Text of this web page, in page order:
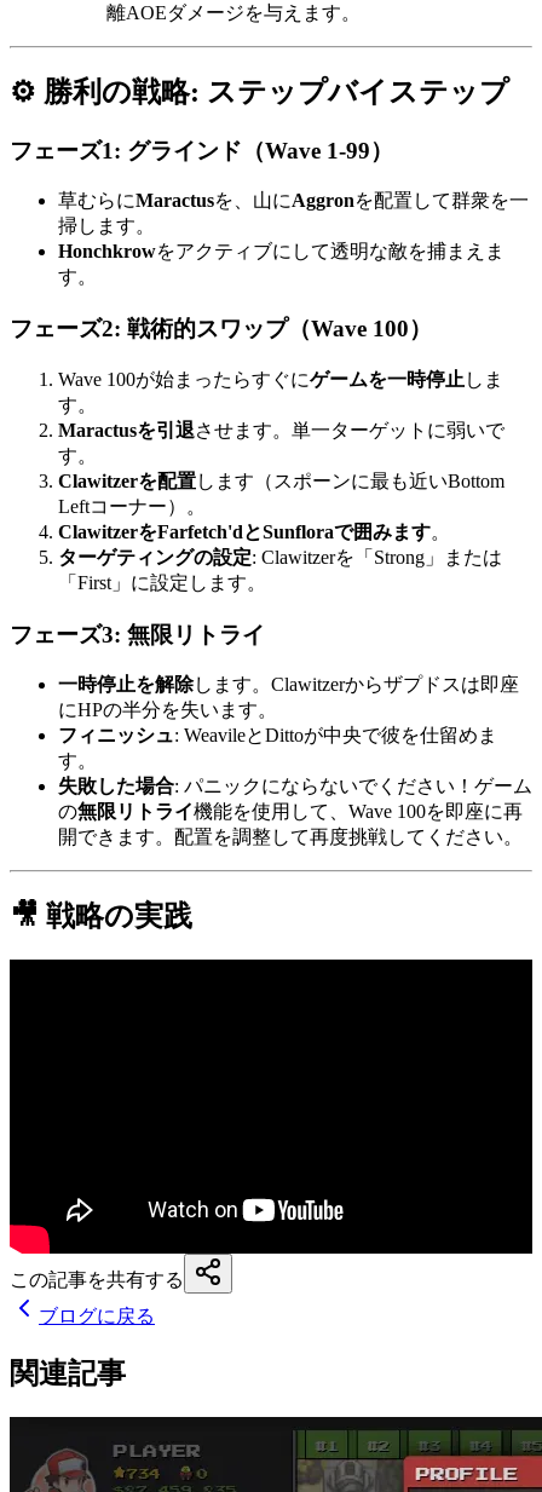
離AOEダメージを与えます。
⚙️ 勝利の戦略: ステップバイステップ
フェーズ1: グラインド（Wave 1-99）
草むらにMaractusを、山にAggronを配置して群衆を一
掃します。
Honchkrowをアクティブにして透明な敵を捕まえま
す。
フェーズ2: 戦術的スワップ（Wave 100）
Wave 100が始まったらすぐにゲームを一時停止 しま
す。
Maractusを引退させます。単一ターゲットに弱いで
す。
Clawitzerを配置します（スポーンに最も近いBottom
Leftコーナー）。
ClawitzerをFarfetch'dとSunfloraで囲みます。
ターゲティングの設定: Clawitzerを「Strong」または
「First」に設定します。
フェーズ3: 無限リトライ
一時停止を解除します。Clawitzerからザプドスは即座
にHPの半分を失います。
フィニッシュ: WeavileとDittoが中央で彼を仕留めま
す。
失敗した場合: パニックにならないでください！ゲーム
の無限リトライ機能を使用して、Wave 100を即座に再
開できます。配置を調整して再度挑戦してください。
🎥 戦略の実践
この記事を共有する
ブログに戻る
関連記事